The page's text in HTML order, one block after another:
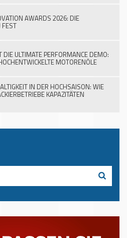
AWARDS 2026: DIE
DIE ULTIMATE PERFORMANCE DEMO:
MOTORENÖLE
IN DER HOCHSAISON: WIE
KAPAZITÄTEN